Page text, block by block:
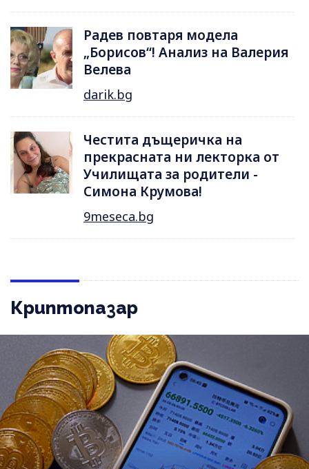
Радев повтаря модела
„Борисов“! Анализ на Валерия
Велева
darik.bg
Честита дъщеричка на
прекрасната ни лекторка от
Училищата за родители -
Симона Крумова!
9meseca.bg
Криптопазар